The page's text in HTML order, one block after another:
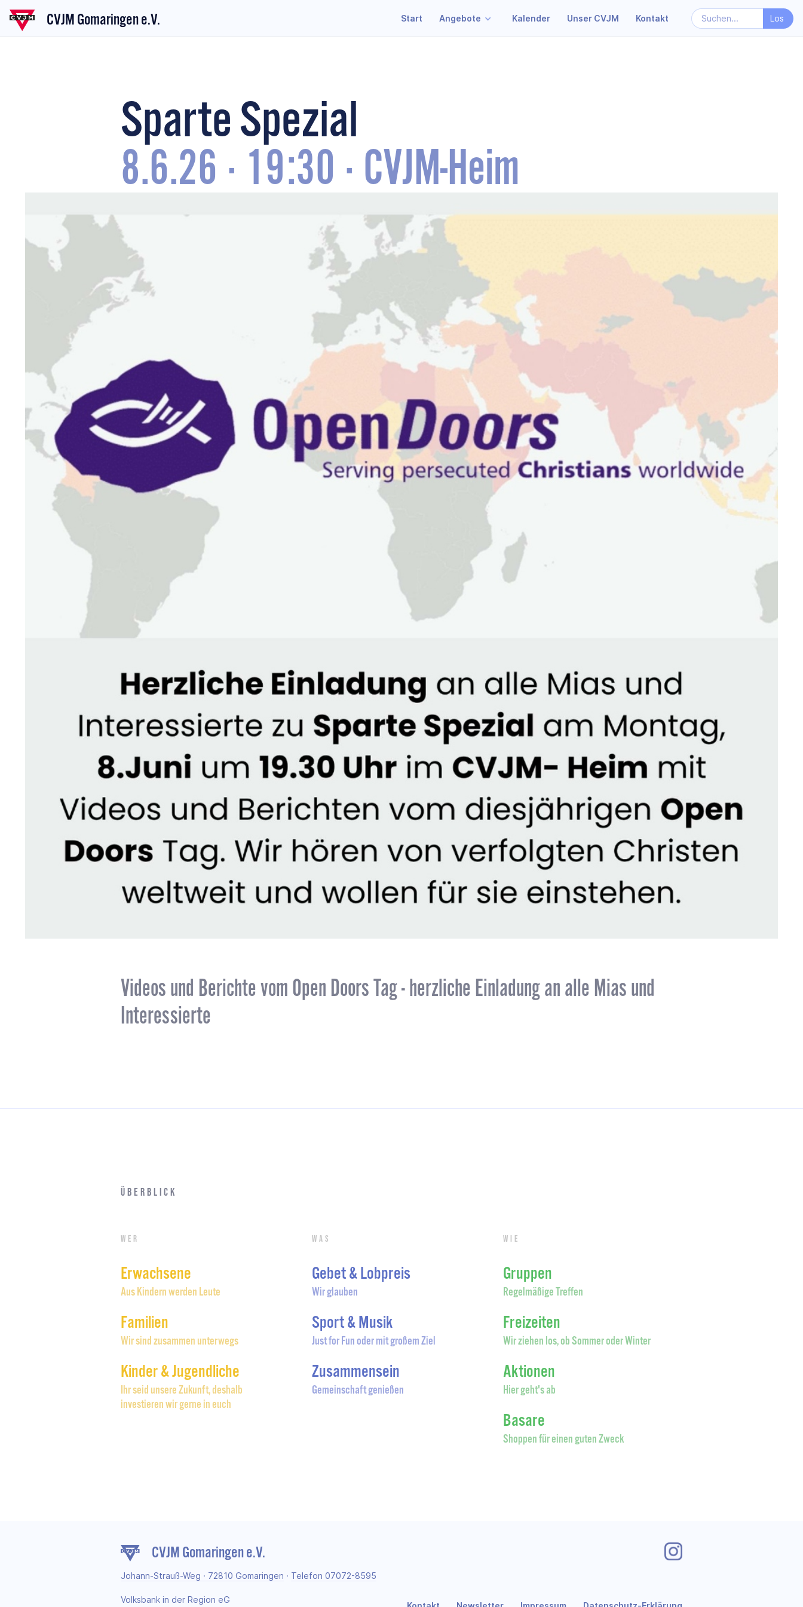
CVJM Gomaringen e.V. Start Angebote Kalender Unser CVJM Kontakt
Sparte Spezial
8.6.26 · 19:30 · CVJM-Heim
Videos und Berichte vom Open Doors Tag - herzliche Einladung an alle Mias und
Interessierte
Überblick
Wer
Erwachsene
Aus Kindern werden Leute
Familien
Wir sind zusammen unterwegs
Kinder & Jugendliche
Ihr seid unsere Zukunft, deshalb
investieren wir gerne in euch
Was
Gebet & Lobpreis
Wir glauben
Sport & Musik
Just for Fun oder mit großem Ziel
Zusammensein
Gemeinschaft genießen
Wie
Gruppen
Regelmäßige Treffen
Freizeiten
Wir ziehen los, ob Sommer oder Winter
Aktionen
Hier geht's ab
Basare
Shoppen für einen guten Zweck
CVJM Gomaringen e.V.
Johann-Strauß-Weg · 72810 Gomaringen · Telefon 07072-8595
Volksbank in der Region eG